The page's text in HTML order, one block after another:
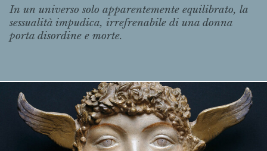
In un universo solo apparentemente equilibrato, la
sessualità impudica, irrefrenabile di una donna
porta disordine e morte.